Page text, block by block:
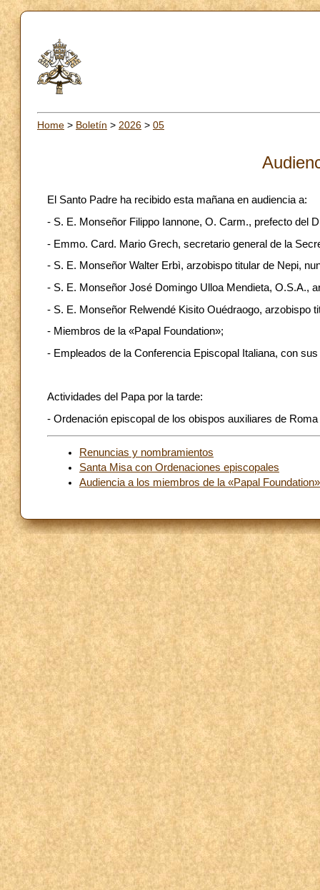
Home > Boletín > 2026 > 05
El Santo Padre ha recibido esta mañana en audiencia a:
- S. E. Monseñor Filippo Iannone, O. Carm., prefecto del
- Emmo. Card. Mario Grech, secretario general de la
- S. E. Monseñor Walter Erbì, arzobispo titular de Nepi,
- S. E. Monseñor José Domingo Ulloa Mendieta, O.S.A.,
- S. E. Monseñor Relwendé Kisito Ouédraogo, arzobispo
- Miembros de la «Papal Foundation»;
- Empleados de la Conferencia Episcopal Italiana, con
Actividades del Papa por la tarde:
- Ordenación episcopal de los obispos auxiliares de
Renuncias y nombramientos
Santa Misa con Ordenaciones episcopales
Audiencia a los miembros de la «Papal Foundation»